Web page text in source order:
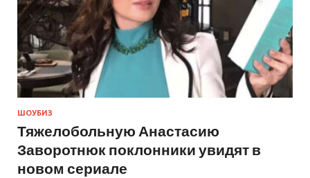
ШОУБИЗ
Тяжелобольную Анастасию
Заворотнюк поклонники увидят в
новом сериале